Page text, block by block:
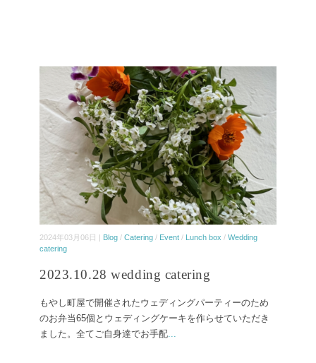
2024年03月06日 | Blog / Catering / Event / Lunch box / Wedding
catering
2023.10.28 wedding catering
もやし町屋で開催されたウェディングパーティーのため
のお弁当65個とウェディングケーキを作らせていただき
ました。全てご自身達でお手配